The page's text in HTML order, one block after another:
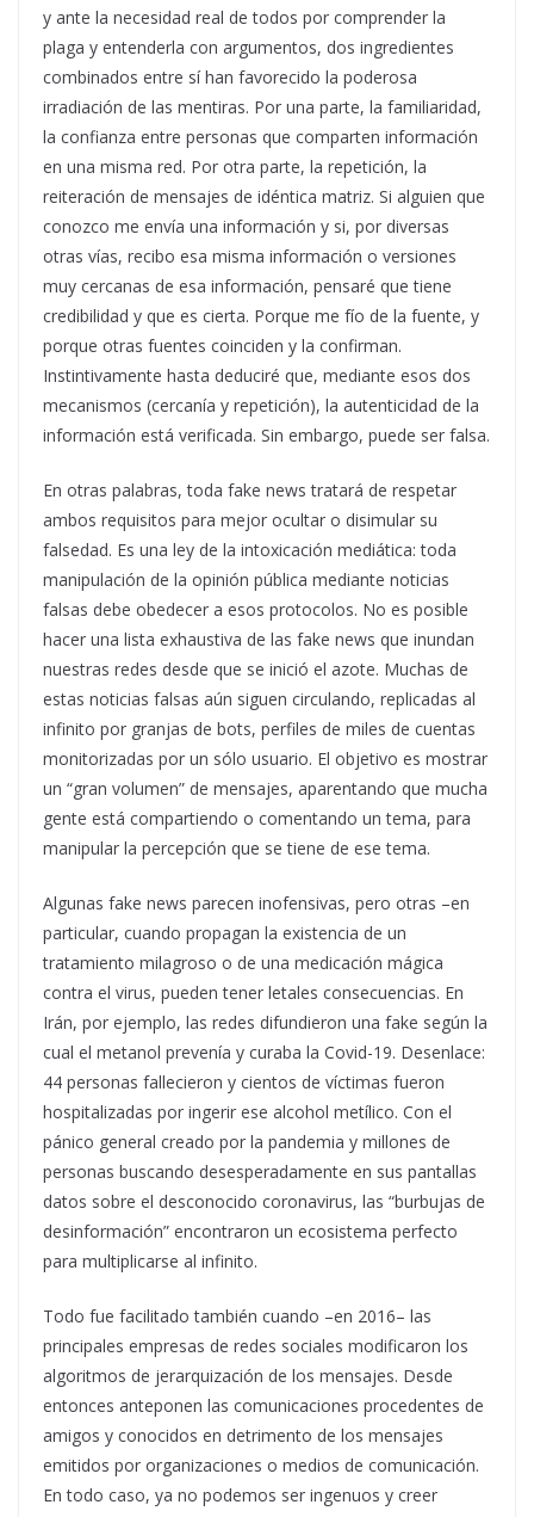
y ante la necesidad real de todos por comprender la
plaga y entenderla con argumentos, dos ingredientes
combinados entre sí han favorecido la poderosa
irradiación de las mentiras. Por una parte, la familiaridad,
la confianza entre personas que comparten información
en una misma red. Por otra parte, la repetición, la
reiteración de mensajes de idéntica matriz. Si alguien que
conozco me envía una información y si, por diversas
otras vías, recibo esa misma información o versiones
muy cercanas de esa información, pensaré que tiene
credibilidad y que es cierta. Porque me fío de la fuente, y
porque otras fuentes coinciden y la confirman.
Instintivamente hasta deduciré que, mediante esos dos
mecanismos (cercanía y repetición), la autenticidad de la
información está verificada. Sin embargo, puede ser falsa.
En otras palabras, toda fake news tratará de respetar
ambos requisitos para mejor ocultar o disimular su
falsedad. Es una ley de la intoxicación mediática: toda
manipulación de la opinión pública mediante noticias
falsas debe obedecer a esos protocolos. No es posible
hacer una lista exhaustiva de las fake news que inundan
nuestras redes desde que se inició el azote. Muchas de
estas noticias falsas aún siguen circulando, replicadas al
infinito por granjas de bots, perfiles de miles de cuentas
monitorizadas por un sólo usuario. El objetivo es mostrar
un “gran volumen” de mensajes, aparentando que mucha
gente está compartiendo o comentando un tema, para
manipular la percepción que se tiene de ese tema.
Algunas fake news parecen inofensivas, pero otras –en
particular, cuando propagan la existencia de un
tratamiento milagroso o de una medicación mágica
contra el virus, pueden tener letales consecuencias. En
Irán, por ejemplo, las redes difundieron una fake según la
cual el metanol prevenía y curaba la Covid-19. Desenlace:
44 personas fallecieron y cientos de víctimas fueron
hospitalizadas por ingerir ese alcohol metílico. Con el
pánico general creado por la pandemia y millones de
personas buscando desesperadamente en sus pantallas
datos sobre el desconocido coronavirus, las “burbujas de
desinformación” encontraron un ecosistema perfecto
para multiplicarse al infinito.
Todo fue facilitado también cuando –en 2016– las
principales empresas de redes sociales modificaron los
algoritmos de jerarquización de los mensajes. Desde
entonces anteponen las comunicaciones procedentes de
amigos y conocidos en detrimento de los mensajes
emitidos por organizaciones o medios de comunicación.
En todo caso, ya no podemos ser ingenuos y creer